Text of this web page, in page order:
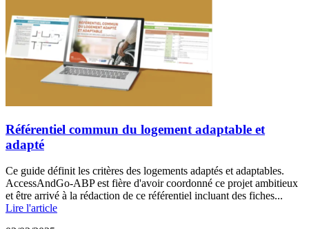
Référentiel commun du logement adaptable et
adapté
Ce guide définit les critères des logements adaptés et adaptables.
AccessAndGo-ABP est fière d'avoir coordonné ce projet ambitieux
et être arrivé à la rédaction de ce référentiel incluant des fiches...
Lire l'article